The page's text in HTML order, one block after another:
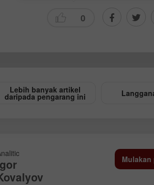
0
Lebih banyak artikel
daripada pengarang ini
Mulakan